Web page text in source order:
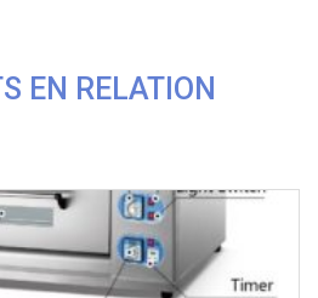
EN RELATION